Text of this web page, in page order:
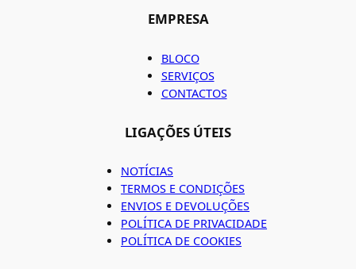
EMPRESA
BLOCO
SERVIÇOS
CONTACTOS
LIGAÇÕES ÚTEIS
NOTÍCIAS
TERMOS E CONDIÇÕES
ENVIOS E DEVOLUÇÕES
POLÍTICA DE PRIVACIDADE
POLÍTICA DE COOKIES